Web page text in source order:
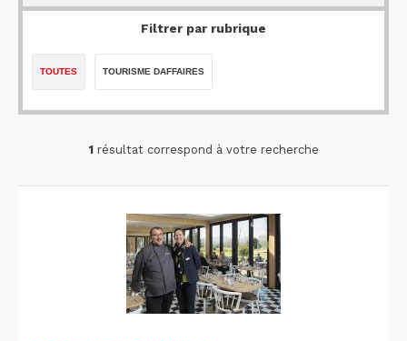
Filtrer par rubrique
TOUTES TOURISME DAFFAIRES
1résultat correspond à votre recherche